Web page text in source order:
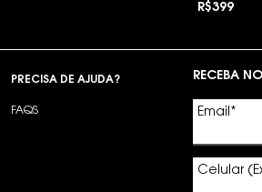
R$399
PRECISA DE AJUDA?
FAQS
RECEBA
Email *
Celular